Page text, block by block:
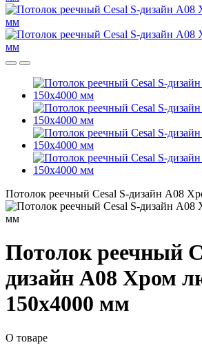
Потолок реечный Cesal S-дизайн А08
Потолок реечный
дизайн А08 Хром
150х4000 мм
О товаре